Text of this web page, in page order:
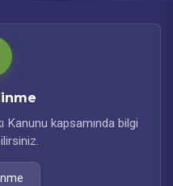
Kanunu kapsamında bilgi